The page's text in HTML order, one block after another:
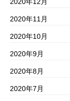
2020年12月
2020年11月
2020年10月
2020年9月
2020年8月
2020年7月